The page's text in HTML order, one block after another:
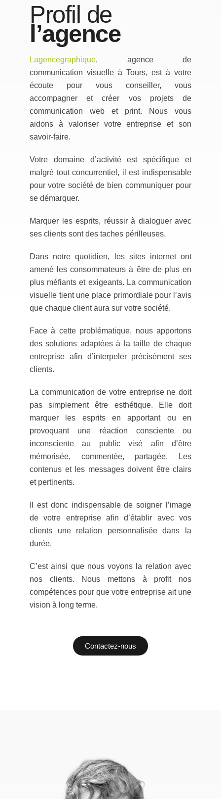
Profil de
l’agence
Lagencegraphique, agence de
communication visuelle à Tours, est à votre
écoute pour vous conseiller, vous
accompagner et créer vos projets de
communication web et print. Nous vous
aidons à valoriser votre entreprise et son
savoir-faire.
Votre domaine d’activité est spécifique et
malgré tout concurrentiel, il est indispensable
pour votre société de bien communiquer pour
se démarquer.
Marquer les esprits, réussir à dialoguer avec
ses clients sont des taches périlleuses.
Dans notre quotidien, les sites internet ont
amené les consommateurs à être de plus en
plus méfiants et exigeants. La communication
visuelle tient une place primordiale pour l’avis
que chaque client aura sur votre société.
Face à cette problématique, nous apportons
des solutions adaptées à la taille de chaque
entreprise afin d’interpeler précisément ses
clients.
La communication de votre entreprise ne doit
pas simplement être esthétique. Elle doit
marquer les esprits en apportant ou en
provoquant une réaction consciente ou
inconsciente au public visé afin d’être
mémorisée, commentée, partagée. Les
contenus et les messages doivent être clairs
et pertinents.
Il est donc indispensable de soigner l’image
de votre entreprise afin d’établir avec vos
clients une relation personnalisée dans la
durée.
C’est ainsi que nous voyons la relation avec
nos clients. Nous mettons à profit nos
compétences pour que votre entreprise ait une
vision à long terme.
Contactez-nous